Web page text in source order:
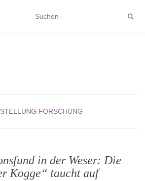
FORSCHUNG
in der Weser: Die
Kogge“ taucht auf